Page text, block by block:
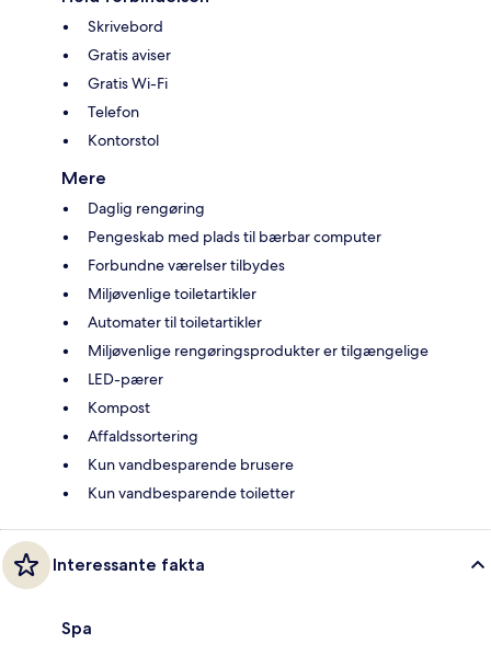
Skrivebord
Gratis aviser
Gratis Wi-Fi
Telefon
Kontorstol
Mere
Daglig rengøring
Pengeskab med plads til bærbar computer
Forbundne værelser tilbydes
Miljøvenlige toiletartikler
Automater til toiletartikler
Miljøvenlige rengøringsprodukter er tilgængelige
LED-pærer
Kompost
Affaldssortering
Kun vandbesparende brusere
Kun vandbesparende toiletter
Interessante fakta
Spa